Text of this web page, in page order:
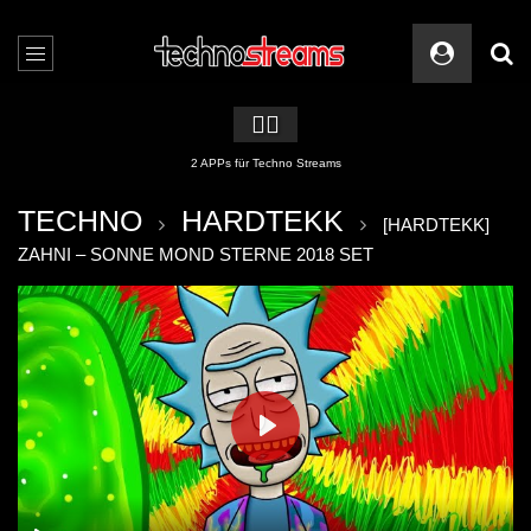
🏳️‍🌈
2 APPs für Techno Streams
TECHNO HARDTEKK
[HARDTEKK]
ZAHNI – SONNE MOND STERNE 2018 SET
PLAY